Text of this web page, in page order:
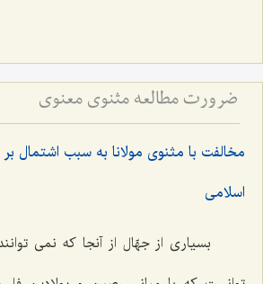
ضرورت مطالعه مثنوی معنوی
مخالفت با مثنوی مولانا به سبب اشتمال
اسلامی
بسيارى از جهّال از آنجا كه نمى